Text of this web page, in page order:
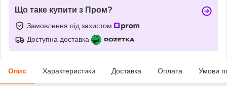
Що таке купити з Пром?
Замовлення під захистом
Доступна доставка
Опис Характеристики Доставка Оплата Умови